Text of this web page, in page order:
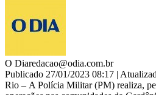
O Diaredacao@odia.com.br
Publicado 27/01/2023 08:17 |
Rio – A Polícia Militar (PM) realiza,